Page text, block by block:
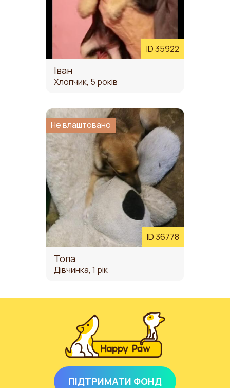
ID 35922
Іван
Хлопчик, 5 років
ID 36778
Не влаштовано
Топа
Дівчинка, 1 рік
ПІДТРИМАТИ ФОНД